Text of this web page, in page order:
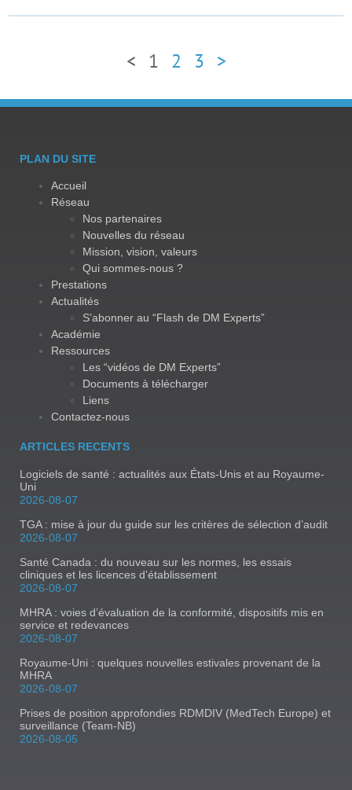
< 1 2 3 >
PLAN DU SITE
Accueil
Réseau
Nos partenaires
Nouvelles du réseau
Mission, vision, valeurs
Qui sommes-nous ?
Prestations
Actualités
S’abonner au “Flash de DM Experts”
Académie
Ressources
Les “vidéos de DM Experts”
Documents à télécharger
Liens
Contactez-nous
ARTICLES RECENTS
Logiciels de santé : actualités aux États-Unis et au Royaume-
Uni
2026-08-07
TGA : mise à jour du guide sur les critères de sélection d’audit
2026-08-07
Santé Canada : du nouveau sur les normes, les essais
cliniques et les licences d’établissement
2026-08-07
MHRA : voies d’évaluation de la conformité, dispositifs mis en
service et redevances
2026-08-07
Royaume-Uni : quelques nouvelles estivales provenant de la
MHRA
2026-08-07
Prises de position approfondies RDMDIV (MedTech Europe) et
surveillance (Team-NB)
2026-08-05